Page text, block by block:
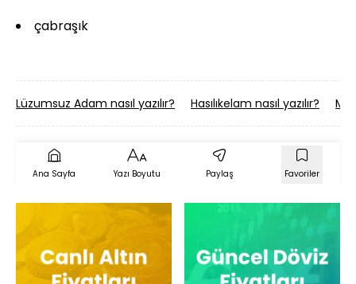
çabraşık
Lüzumsuz Adam nasıl yazılır? Hasılıkelam nasıl yazılır?
Ana Sayfa Yazı Boyutu Paylaş Favoriler